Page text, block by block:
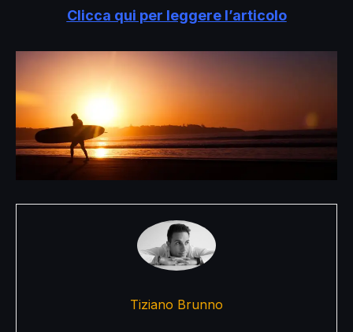
Clicca qui per leggere l’articolo
Tiziano Brunno